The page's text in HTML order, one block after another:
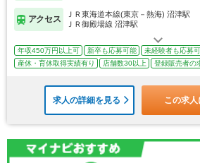
アクセス
ＪＲ東海道本線(東京－熱海) 沼津駅
ＪＲ御殿場線 沼津駅
年収450万円以上可 新卒も応募可能 未経験者も応募
産休・育休取得実績有り
店舗数30以上 登録販売者の
求人の詳細を見る この求